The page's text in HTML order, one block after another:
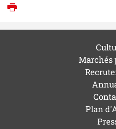
Marchés
Plan